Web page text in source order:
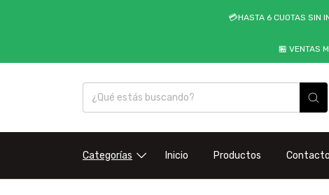
💳HASTA 6 CUOTAS SIN
🏪 VENTAS
Categorías Inicio Productos Contacto